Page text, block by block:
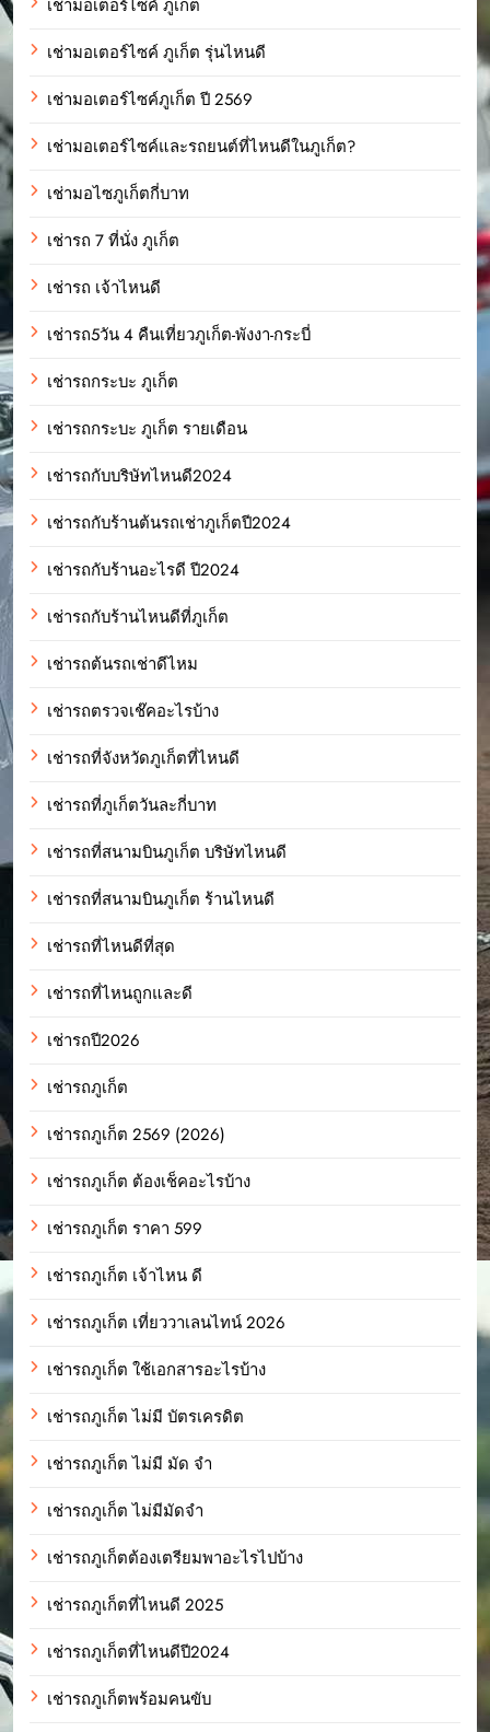
เช่ามอเตอร์ไซค์ ภูเก็ต
เช่ามอเตอร์ไซค์ ภูเก็ต รุ่นไหนดี
เช่ามอเตอร์ไซค์ภูเก็ต ปี 2569
เช่ามอเตอร์ไซค์และรถยนต์ที่ไหนดีในภูเก็ต?
เช่ามอไซภูเก็ตกี่บาท
เช่ารถ 7 ที่นั่ง ภูเก็ต
เช่ารถ เจ้าไหนดี
เช่ารถ5วัน 4 คืนเที่ยวภูเก็ต-พังงา-กระบี่
เช่ารถกระบะ ภูเก็ต
เช่ารถกระบะ ภูเก็ต รายเดือน
เช่ารถกับบริษัทไหนดี2024
เช่ารถกับร้านต้นรถเช่าภูเก็ตปี2024
เช่ารถกับร้านอะไรดี ปี2024
เช่ารถกับร้านไหนดีที่ภูเก็ต
เช่ารถต้นรถเช่าดีไหม
เช่ารถตรวจเช๊คอะไรบ้าง
เช่ารถที่จังหวัดภูเก็ตที่ไหนดี
เช่ารถที่ภูเก็ตวันละกี่บาท
เช่ารถที่สนามบินภูเก็ต บริษัทไหนดี
เช่ารถที่สนามบินภูเก็ต ร้านไหนดี
เช่ารถที่ไหนดีที่สุด
เช่ารถที่ไหนถูกและดี
เช่ารถปี2026
เช่ารถภูเก็ต
เช่ารถภูเก็ต 2569 (2026)
เช่ารถภูเก็ต ต้องเช็คอะไรบ้าง
เช่ารถภูเก็ต ราคา 599
เช่ารถภูเก็ต เจ้าไหน ดี
เช่ารถภูเก็ต เที่ยววาเลนไทน์ 2026
เช่ารถภูเก็ต ใช้เอกสารอะไรบ้าง
เช่ารถภูเก็ต ไม่มี บัตรเครดิต
เช่ารถภูเก็ต ไม่มี มัด จํา
เช่ารถภูเก็ต ไม่มีมัดจำ
เช่ารถภูเก็ตต้องเตรียมพาอะไรไปบ้าง
เช่ารถภูเก็ตที่ไหนดี 2025
เช่ารถภูเก็ตที่ไหนดีปี2024
เช่ารถภูเก็ตพร้อมคนขับ